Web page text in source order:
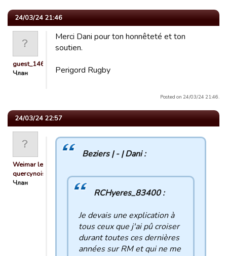
24/03/24 21:46
guest_1463253823766
Члан
Merci Dani pour ton honnêteté et ton
soutien.
Perigord Rugby
Posted on 24/03/24 21:46.
24/03/24 22:57
Weimar le
quercynois
Члан
Beziers | - | Dani :
RCHyeres_83400 :
Je devais une explication à
tous ceux que j'ai pû croiser
durant toutes ces dernières
années sur RM et qui ne me